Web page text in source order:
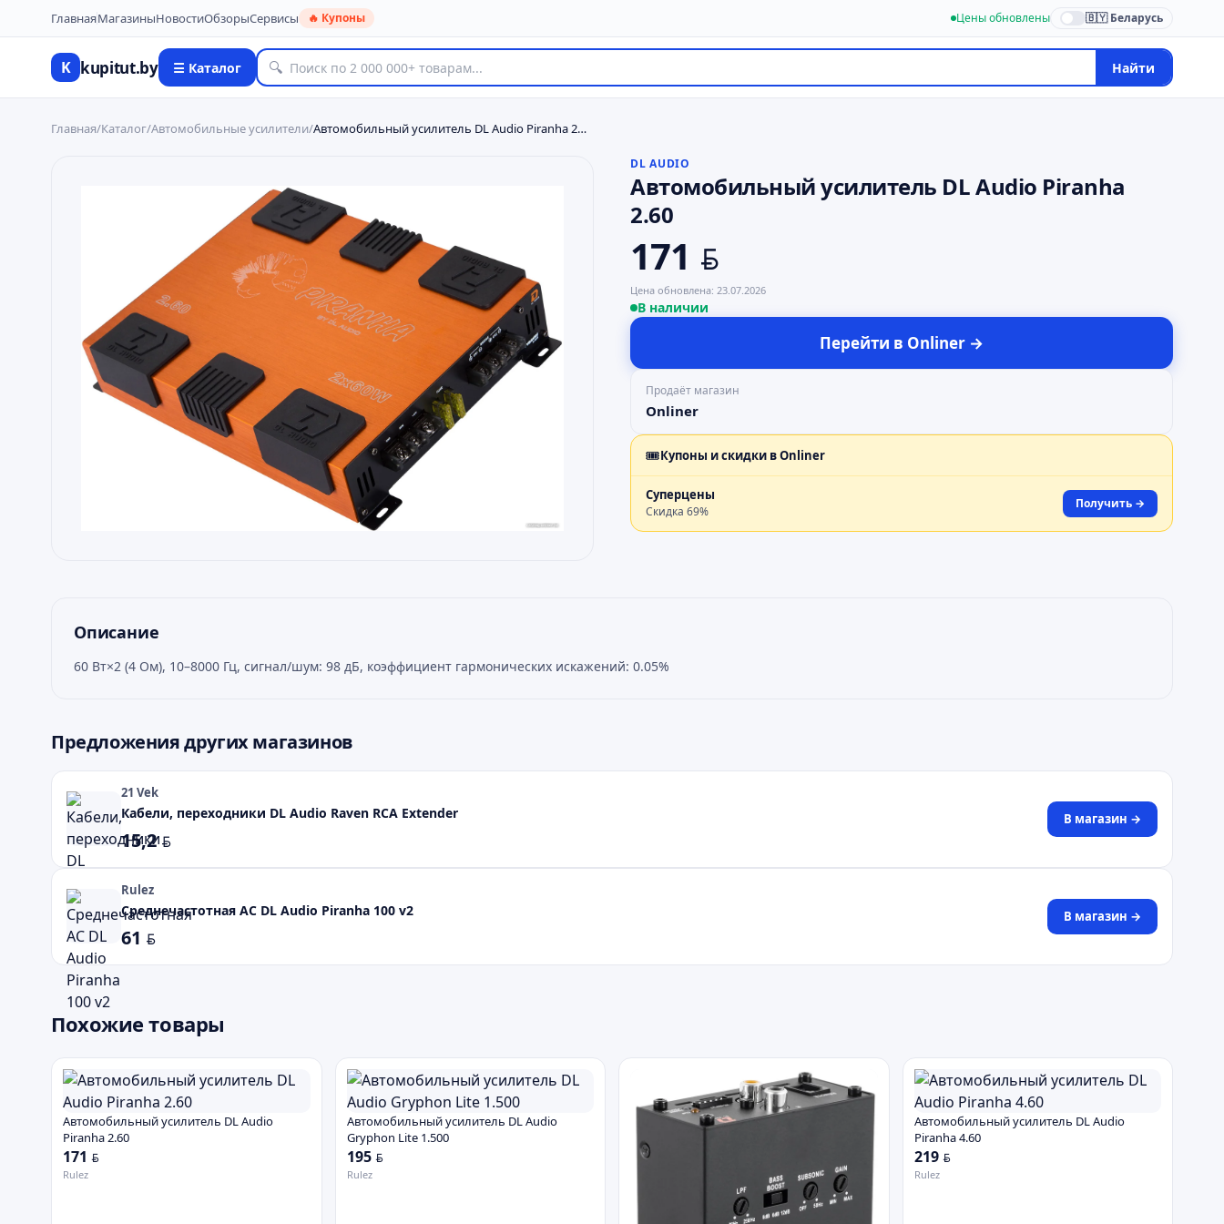
ГлавнаяМагазиныНовостиОбзорыСервисы 🔥 Купоны Цены обновлены 🇧🇾 Беларусь
K kupitut.by ☰ Каталог 🔍 Найти
Главная/Каталог/Автомобильные усилители/ Автомобильный усилитель DL Audio Piranha 2.60
DL AUDIO
Автомобильный усилитель DL Audio Piranha
2.60
171 BYN
Цена обновлена: 23.07.2026
В наличии
Перейти в Onliner →
Продаёт магазин
Onliner
🎟️Купоны и скидки вOnliner
Суперцены
Скидка 69%
Получить →
Описание
60 Вт×2 (4 Ом), 10–8000 Гц, сигнал/шум: 98 дБ, коэффициент гармонических искажений: 0.05%
Предложения других магазинов
21 Vek
Кабели, переходники DL Audio Raven RCA Extender
15,2 BYN
В магазин →
Rulez
Среднечастотная АС DL Audio Piranha 100 v2
61 BYN
В магазин →
Похожие товары
Автомобильный усилитель DL Audio
Piranha 2.60
171 BYN
Rulez
Автомобильный усилитель DL Audio
Gryphon Lite 1.500
195 BYN
Rulez
Автомобильный усилитель DL Audio
Piranha 4.60
219 BYN
Rulez